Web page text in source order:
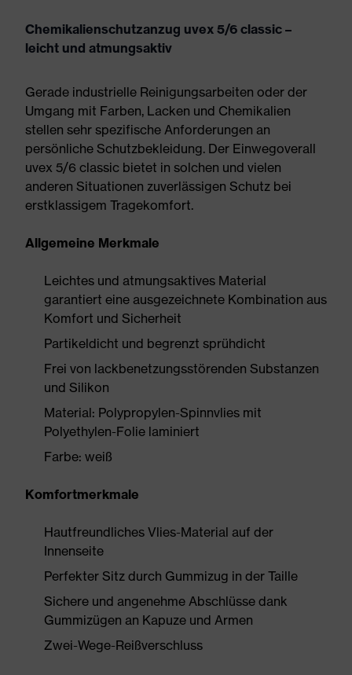
Chemikalienschutzanzug uvex 5/6 classic –
leicht und atmungsaktiv
Gerade industrielle Reinigungsarbeiten oder der
Umgang mit Farben, Lacken und Chemikalien
stellen sehr spezifische Anforderungen an
persönliche Schutzbekleidung. Der Einwegoverall
uvex 5/6 classic bietet in solchen und vielen
anderen Situationen zuverlässigen Schutz bei
erstklassigem Tragekomfort.
Allgemeine Merkmale
Leichtes und atmungsaktives Material
garantiert eine ausgezeichnete Kombination aus
Komfort und Sicherheit
Partikeldicht und begrenzt sprühdicht
Frei von lackbenetzungsstörenden Substanzen
und Silikon
Material: Polypropylen-Spinnvlies mit
Polyethylen-Folie laminiert
Farbe: weiß
Komfortmerkmale
Hautfreundliches Vlies-Material auf der
Innenseite
Perfekter Sitz durch Gummizug in der Taille
Sichere und angenehme Abschlüsse dank
Gummizügen an Kapuze und Armen
Zwei-Wege-Reißverschluss